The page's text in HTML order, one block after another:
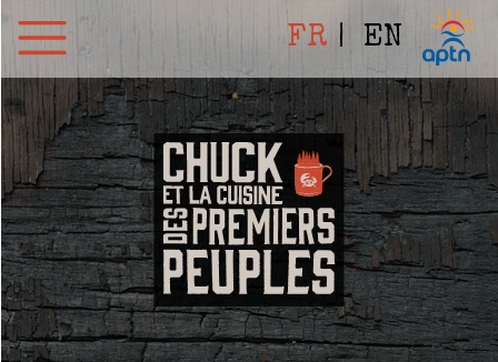
FR EN